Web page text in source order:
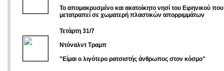
Το απομακρυσμένο και ακατοίκητο νησί του Ειρηνικού που
μετατραπεί σε χωματερή πλαστικών απορριμμάτων
Τετάρτη 31/7
Ντόναλντ Τραμπ
"Είμαι ο λιγότερο ρατσιστής άνθρωπος στον κόσμο"